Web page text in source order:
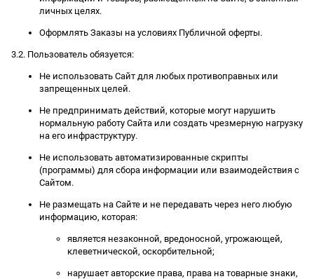
личных целях.
Оформлять Заказы на условиях Публичной оферты.
3.2. Пользователь обязуется:
Не использовать Сайт для любых противоправных или
запрещенных целей.
Не предпринимать действий, которые могут нарушить
нормальную работу Сайта или создать чрезмерную нагрузку
на его инфраструктуру.
Не использовать автоматизированные скрипты
(программы) для сбора информации или взаимодействия с
Сайтом.
Не размещать на Сайте и не передавать через него любую
информацию, которая:
является незаконной, вредоносной, угрожающей,
клеветнической, оскорбительной;
нарушает авторские права, права на товарные знаки,